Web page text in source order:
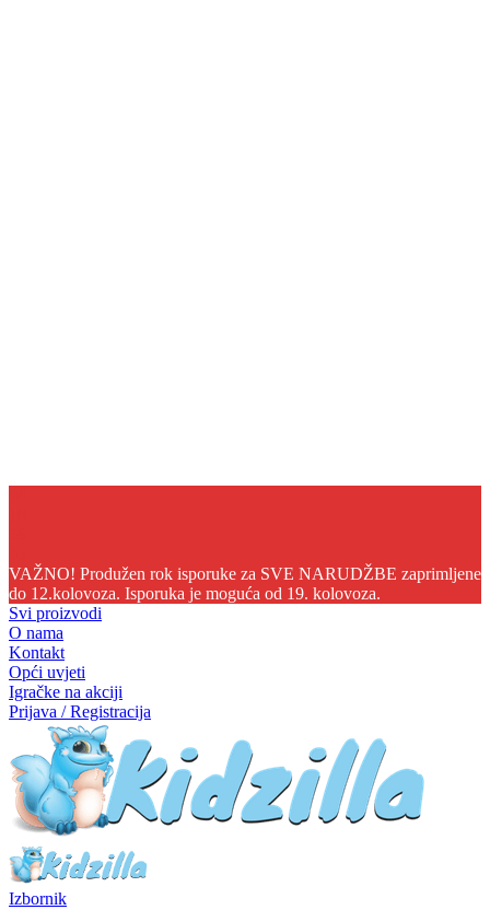
VAŽNO! Produžen rok isporuke za SVE NARUDŽBE zaprimljene
do 12.kolovoza. Isporuka je moguća od 19. kolovoza.
Svi proizvodi
O nama
Kontakt
Opći uvjeti
Igračke na akciji
Prijava / Registracija
Izbornik